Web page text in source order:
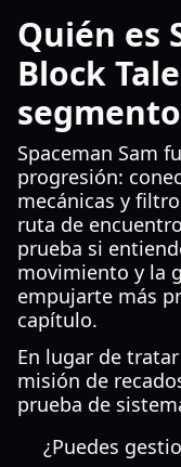
Quién es
Block
Spaceman Sam
progresión:
mecánicas y
ruta de
prueba si
movimiento y la
empujarte más
capítulo.
En lugar de
misión de
prueba de
¿Puedes